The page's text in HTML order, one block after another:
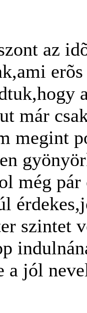
az
már
megint
még
szintet
a jól